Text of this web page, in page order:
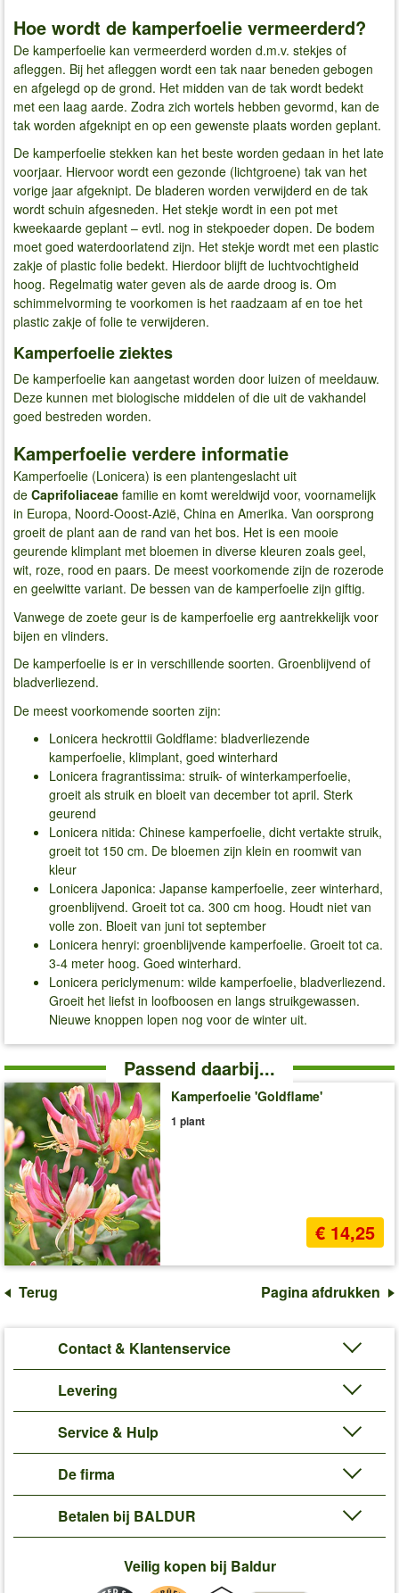
Hoe wordt de kamperfoelie vermeerderd?
De kamperfoelie kan vermeerderd worden d.m.v. stekjes of
afleggen. Bij het afleggen wordt een tak naar beneden gebogen
en afgelegd op de grond. Het midden van de tak wordt bedekt
met een laag aarde. Zodra zich wortels hebben gevormd, kan de
tak worden afgeknipt en op een gewenste plaats worden geplant.
De kamperfoelie stekken kan het beste worden gedaan in het late
voorjaar. Hiervoor wordt een gezonde (lichtgroene) tak van het
vorige jaar afgeknipt. De bladeren worden verwijderd en de tak
wordt schuin afgesneden. Het stekje wordt in een pot met
kweekaarde geplant – evtl. nog in stekpoeder dopen. De bodem
moet goed waterdoorlatend zijn. Het stekje wordt met een plastic
zakje of plastic folie bedekt. Hierdoor blijft de luchtvochtigheid
hoog. Regelmatig water geven als de aarde droog is. Om
schimmelvorming te voorkomen is het raadzaam af en toe het
plastic zakje of folie te verwijderen.
Kamperfoelie ziektes
De kamperfoelie kan aangetast worden door luizen of meeldauw.
Deze kunnen met biologische middelen of die uit de vakhandel
goed bestreden worden.
Kamperfoelie verdere informatie
Kamperfoelie (Lonicera) is een plantengeslacht uit
de Caprifoliaceae familie en komt wereldwijd voor, voornamelijk
in Europa, Noord-Ooost-Azië, China en Amerika. Van oorsprong
groeit de plant aan de rand van het bos. Het is een mooie
geurende klimplant met bloemen in diverse kleuren zoals geel,
wit, roze, rood en paars. De meest voorkomende zijn de rozerode
en geelwitte variant. De bessen van de kamperfoelie zijn giftig.
Vanwege de zoete geur is de kamperfoelie erg aantrekkelijk voor
bijen en vlinders.
De kamperfoelie is er in verschillende soorten. Groenblijvend of
bladverliezend.
De meest voorkomende soorten zijn:
Lonicera heckrottii Goldflame: bladverliezende
kamperfoelie, klimplant, goed winterhard
Lonicera fragrantissima: struik- of winterkamperfoelie,
groeit als struik en bloeit van december tot april. Sterk
geurend
Lonicera nitida: Chinese kamperfoelie, dicht vertakte struik,
groeit tot 150 cm. De bloemen zijn klein en roomwit van
kleur
Lonicera Japonica: Japanse kamperfoelie, zeer winterhard,
groenblijvend. Groeit tot ca. 300 cm hoog. Houdt niet van
volle zon. Bloeit van juni tot september
Lonicera henryi: groenblijvende kamperfoelie. Groeit tot ca.
3-4 meter hoog. Goed winterhard.
Lonicera periclymenum: wilde kamperfoelie, bladverliezend.
Groeit het liefst in loofboosen en langs struikgewassen.
Nieuwe knoppen lopen nog voor de winter uit.
Passend daarbij...
Kamperfoelie 'Goldflame'
1 plant
€ 14,25
Terug Pagina afdrukken
Contact & Klantenservice
Levering
Service & Hulp
De firma
Betalen bij BALDUR
Veilig kopen bij Baldur